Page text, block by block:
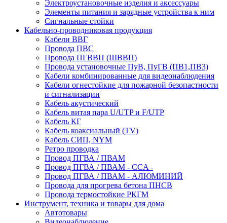
Электроустановочные изделия и аксессуары
Элементы питания и зарядные устройства к ним
Сигнальные стойки
Кабельно-проводниковая продукция
Кабели ВВГ
Провода ПВС
Провода ПГВВП (ШВВП)
Провода установочные ПуВ, ПуГВ (ПВ1,ПВ3)
Кабели комбинированные для видеонаблюдения
Кабели огнестойкие для пожарной безопастности
и сигнализации
Кабель акустический
Кабель витая пара U/UTP и F/UTP
Кабель КГ
Кабель коаксиальный (TV)
Кабель СИП, NYM
Ретро проводка
Провод ПГВА / ПВАМ
Провод ПГВА / ПВАМ - CCA -
Провод ПГВА / ПВАМ - АЛЮМИНИЙ
Провода для прогрева бетона ПНСВ
Провода термостойкие РКГМ
Инструмент, техника и товары для дома
Автотовары